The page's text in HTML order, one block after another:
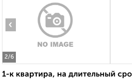
2/6
‹
1-к квартира, на длительный